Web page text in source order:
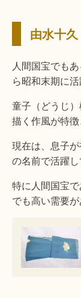
由水十久
人間国宝でも
ら昭和末期に活
童子（どうじ
描く作風が特徴
現在は、息子
の名前で活躍し
特に人間国宝
でも高い需要が